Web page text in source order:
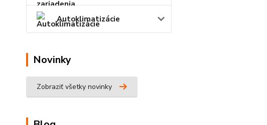
Autoklimatizácie
Novinky
Zobraziť všetky novinky